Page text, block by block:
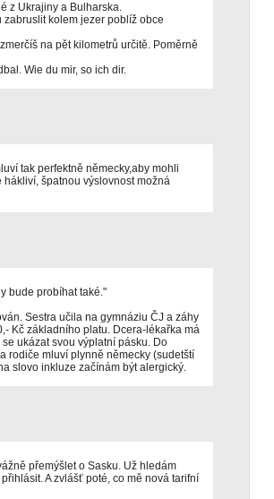
z Ukrajiny a Bulharska.
kolem jezer poblíž obce
na pět kilometrů určitě. Poměrně
Wie du mir, so ich dir.
tak perfektně německy,aby mohli
špatnou výslovnost možná
bude probíhat také."
Sestra učila na gymnáziu ČJ a záhy
Kč základního platu. Dcera-lékařka má
ukázat svou výplatní pásku. Do
rodiče mluví plynně německy (sudetští
slovo inkluze začínám být alergický.
přemýšlet o Sasku. Už hledám
A zvlášť poté, co mě nová tarifní